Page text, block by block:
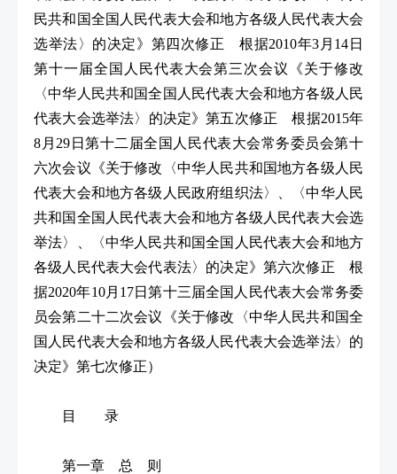
民共和国全国人民代表大会和地方各级人民代表大会
选举法〉的决定》第四次修正 根据2010年3月14日
第十一届全国人民代表大会第三次会议《关于修改
〈中华人民共和国全国人民代表大会和地方各级人民
代表大会选举法〉的决定》第五次修正 根据2015年
8月29日第十二届全国人民代表大会常务委员会第十
六次会议《关于修改〈中华人民共和国地方各级人民
代表大会和地方各级人民政府组织法〉、〈中华人民
共和国全国人民代表大会和地方各级人民代表大会选
举法〉、〈中华人民共和国全国人民代表大会和地方
各级人民代表大会代表法〉的决定》第六次修正 根
据2020年10月17日第十三届全国人民代表大会常务委
员会第二十二次会议《关于修改〈中华人民共和国全
国人民代表大会和地方各级人民代表大会选举法〉的
决定》第七次修正）
目 录
第一章 总 则